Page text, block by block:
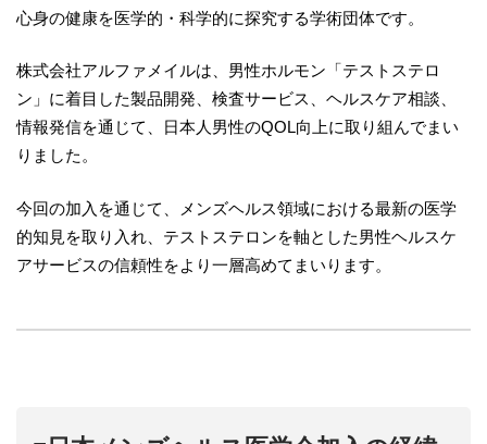
心身の健康を医学的・科学的に探究する学術団体です。
株式会社アルファメイルは、男性ホルモン「テストステロ
ン」に着目した製品開発、検査サービス、ヘルスケア相談、
情報発信を通じて、日本人男性のQOL向上に取り組んでまい
りました。
今回の加入を通じて、メンズヘルス領域における最新の医学
的知見を取り入れ、テストステロンを軸とした男性ヘルスケ
アサービスの信頼性をより一層高めてまいります。